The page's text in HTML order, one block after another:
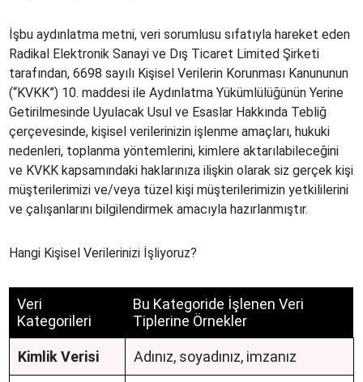
İşbu aydınlatma metni, veri sorumlusu sıfatıyla hareket eden
Radikal Elektronik Sanayi ve Dış Ticaret Limited Şirketi
tarafından, 6698 sayılı Kişisel Verilerin Korunması Kanununun
(“KVKK”) 10. maddesi ile Aydınlatma Yükümlülüğünün Yerine
Getirilmesinde Uyulacak Usul ve Esaslar Hakkında Tebliğ
çerçevesinde, kişisel verilerinizin işlenme amaçları, hukuki
nedenleri, toplanma yöntemlerini, kimlere aktarılabileceğini
ve KVKK kapsamındaki haklarınıza ilişkin olarak siz gerçek kişi
müşterilerimizi ve/veya tüzel kişi müşterilerimizin yetkililerini
ve çalışanlarını bilgilendirmek amacıyla hazırlanmıştır.
Hangi Kişisel Verilerinizi İşliyoruz?
Veri
Kategorileri
Bu Kategoride İşlenen Veri
Tiplerine Örnekler
Kimlik Verisi Adınız, soyadınız, imzanız